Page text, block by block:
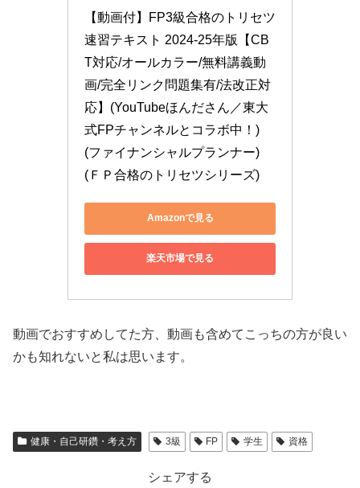
【動画付】FP3級合格のトリセツ
速習テキスト 2024-25年版【CB
T対応/オールカラー/無料講義動
画/完全リンク問題集有/法改正対
応】(YouTubeほんださん／東大
式FPチャンネルとコラボ中！)
(ファイナンシャルプランナー)
(ＦＰ合格のトリセツシリーズ)
Amazonで見る
楽天市場で見る
動画でおすすめしてた方、動画も含めてこっちの方が良い
かも知れないと私は思います。
健康・自己研鑽・考え方 3級 FP 学生 資格
シェアする